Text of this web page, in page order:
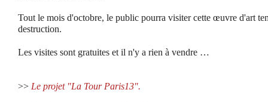
Tout le mois d'octobre, le public pourra visiter cette œuvre d'art
destruction.
Les visites sont gratuites et il n'y a rien à vendre …
>> Le projet "La Tour Paris13".